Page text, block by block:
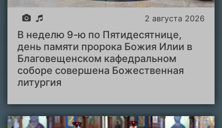
2 августа 2026
В неделю 9-ю по Пятидесятнице,
день памяти пророка Божия Илии в
Благовещенском кафедральном
соборе совершена Божественная
литургия